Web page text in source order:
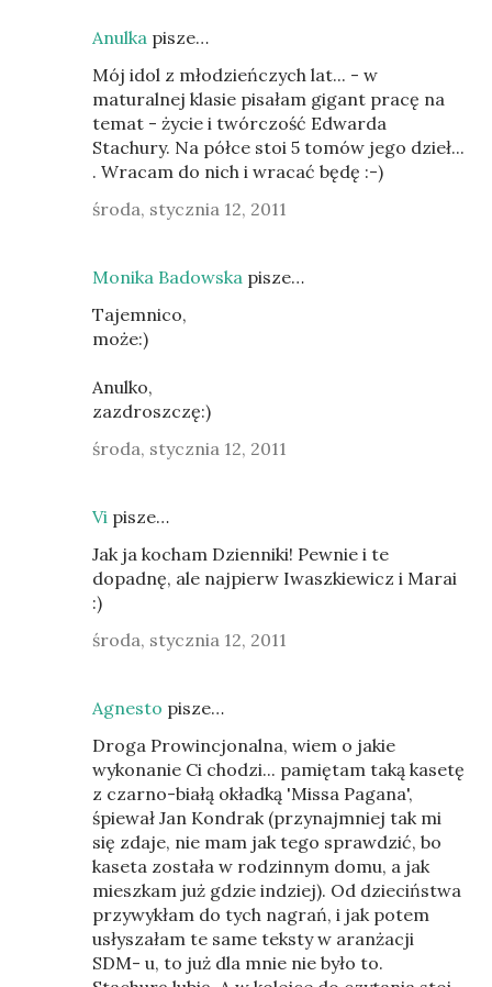
Anulka pisze…
Mój idol z młodzieńczych lat... - w
maturalnej klasie pisałam gigant pracę na
temat - życie i twórczość Edwarda
Stachury. Na półce stoi 5 tomów jego dzieł...
. Wracam do nich i wracać będę :-)
środa, stycznia 12, 2011
Monika Badowska pisze…
Tajemnico,
może:)
Anulko,
zazdroszczę:)
środa, stycznia 12, 2011
Vi pisze…
Jak ja kocham Dzienniki! Pewnie i te
dopadnę, ale najpierw Iwaszkiewicz i Marai
:)
środa, stycznia 12, 2011
Agnesto pisze…
Droga Prowincjonalna, wiem o jakie
wykonanie Ci chodzi... pamiętam taką kasetę
z czarno-białą okładką 'Missa Pagana',
śpiewał Jan Kondrak (przynajmniej tak mi
się zdaje, nie mam jak tego sprawdzić, bo
kaseta została w rodzinnym domu, a jak
mieszkam już gdzie indziej). Od dzieciństwa
przywykłam do tych nagrań, i jak potem
usłyszałam te same teksty w aranżacji
SDM- u, to już dla mnie nie było to.